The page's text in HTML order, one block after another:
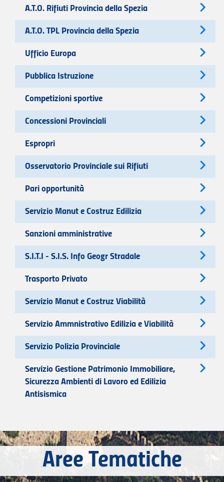
A.T.O. Rifiuti Provincia della Spezia
A.T.O. TPL Provincia della Spezia
Ufficio Europa
Pubblica Istruzione
Competizioni sportive
Concessioni Provinciali
Espropri
Osservatorio Provinciale sui Rifiuti
Pari opportunità
Servizio Manut e Costruz Edilizia
Sanzioni amministrative
S.I.T.I - S.I.S. Info Geogr Stradale
Trasporto Privato
Servizio Manut e Costruz Viabilità
Servizio Ammnistrativo Edilizia e Viabilità
Servizio Polizia Provinciale
Servizio Gestione Patrimonio Immobiliare,
Sicurezza Ambienti di Lavoro ed Edilizia
Antisismica
Aree Tematiche